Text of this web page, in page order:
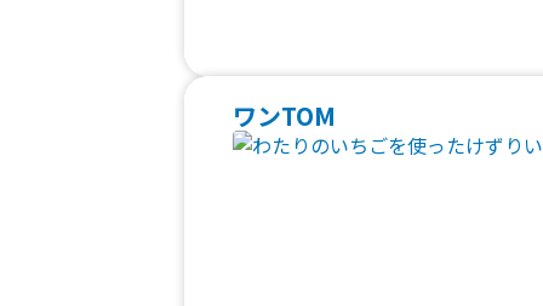
ワンTOM